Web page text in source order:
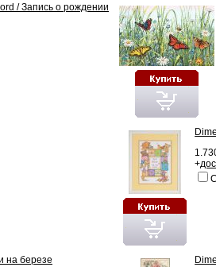
/ Запись о рождении
+
на березе